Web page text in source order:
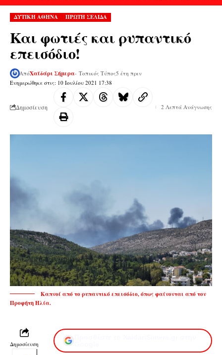
ΔΥΤΙΚΗ ΑΘΗΝΑ ΠΡΩΤΗ ΣΕΛΙΔΑ
Και φωτιές και ρυπαντικό
επεισόδιο!
Ενημερώθηκε στις: 10 Ιουλίου 2021 17:38
ΑπόΧαϊδάρι Σήμερα- Τοπικός Τύπος5 έτη πριν
Δημοσίευση 2 Λεπτά Ανάγνωσης
Καπνοί από το ρυπαντικό επεισόδιο, όπως φαίνονται από τον
Προφήτη Ηλία.
Δημοσίευση